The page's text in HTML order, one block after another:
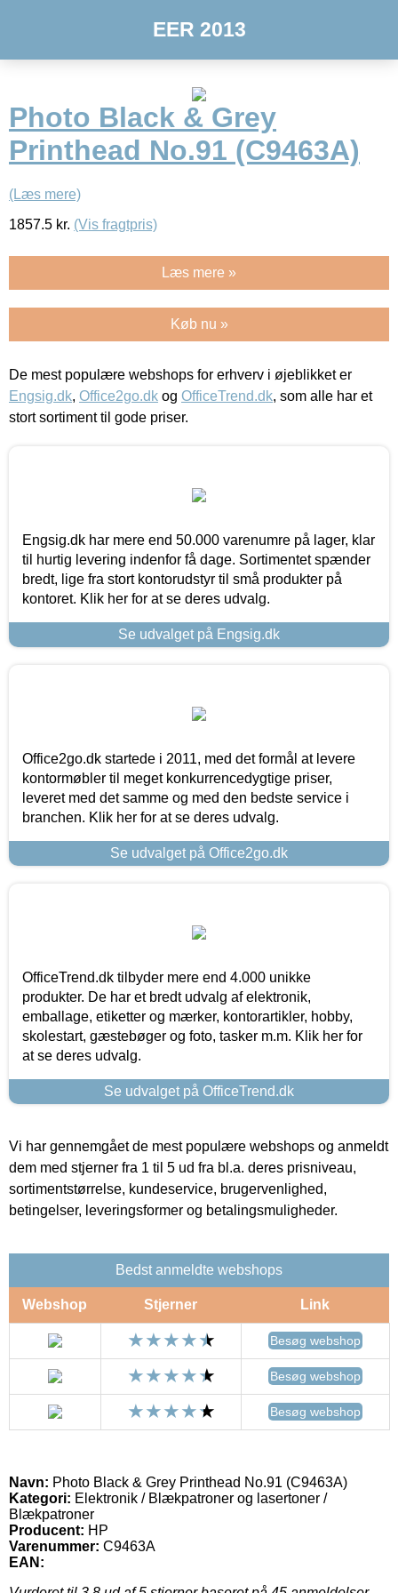
EER 2013
Photo Black & Grey
Printhead No.91 (C9463A)
(Læs mere)
1857.5 kr. (Vis fragtpris)
Læs mere »
Køb nu »
De mest populære webshops for erhverv i øjeblikket er
Engsig.dk, Office2go.dk og OfficeTrend.dk, som alle har et
stort sortiment til gode priser.
Engsig.dk har mere end 50.000 varenumre på lager, klar
til hurtig levering indenfor få dage. Sortimentet spænder
bredt, lige fra stort kontorudstyr til små produkter på
kontoret. Klik her for at se deres udvalg.
Se udvalget på Engsig.dk
Office2go.dk startede i 2011, med det formål at levere
kontormøbler til meget konkurrencedygtige priser,
leveret med det samme og med den bedste service i
branchen. Klik her for at se deres udvalg.
Se udvalget på Office2go.dk
OfficeTrend.dk tilbyder mere end 4.000 unikke
produkter. De har et bredt udvalg af elektronik,
emballage, etiketter og mærker, kontorartikler, hobby,
skolestart, gæstebøger og foto, tasker m.m. Klik her for
at se deres udvalg.
Se udvalget på OfficeTrend.dk
Vi har gennemgået de mest populære webshops og anmeldt
dem med stjerner fra 1 til 5 ud fra bl.a. deres prisniveau,
sortimentstørrelse, kundeservice, brugervenlighed,
betingelser, leveringsformer og betalingsmuligheder.
Bedst anmeldte webshops
Webshop Stjerner Link
Besøg webshop
Besøg webshop
Besøg webshop
Navn: Photo Black & Grey Printhead No.91 (C9463A)
Kategori: Elektronik / Blækpatroner og lasertoner /
Blækpatroner
Producent: HP
Varenummer: C9463A
EAN: